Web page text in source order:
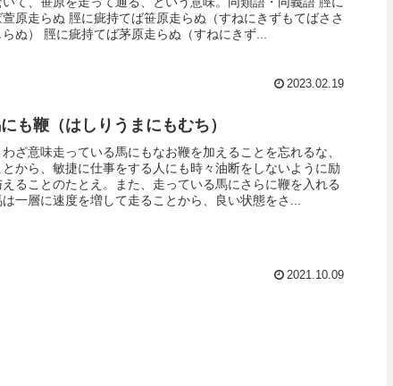
原走らぬ 脛に疵持てば笹原走らぬ（すねにきずもてばささ
ぬ） 脛に疵持てば茅原走らぬ（すねにきず...
2023.02.19
も鞭（はしりうまにもむち）
ざ意味走っている馬にもなお鞭を加えることを忘れるな、
とから、敏捷に仕事をする人にも時々油断をしないように励
えることのたとえ。また、走っている馬にさらに鞭を入れる
は一層に速度を増して走ることから、良い状態をさ...
2021.10.09